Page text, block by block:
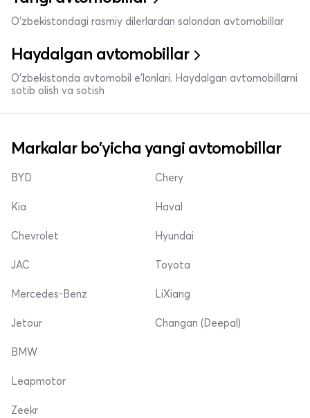
O'zbekistondagi rasmiy dilerlardan salondan avtomobillar
Haydalgan avtomobillar
O'zbekistonda avtomobil e’lonlari. Haydalgan avtomobillarni
sotib olish va sotish
Markalar bo'yicha yangi avtomobillar
BYD
Kia
Chevrolet
Chery
Haval
Hyundai
JAC
Mercedes-Benz
Jetour
Toyota
LiXiang
Changan (Deepal)
BMW
Leapmotor
Zeekr